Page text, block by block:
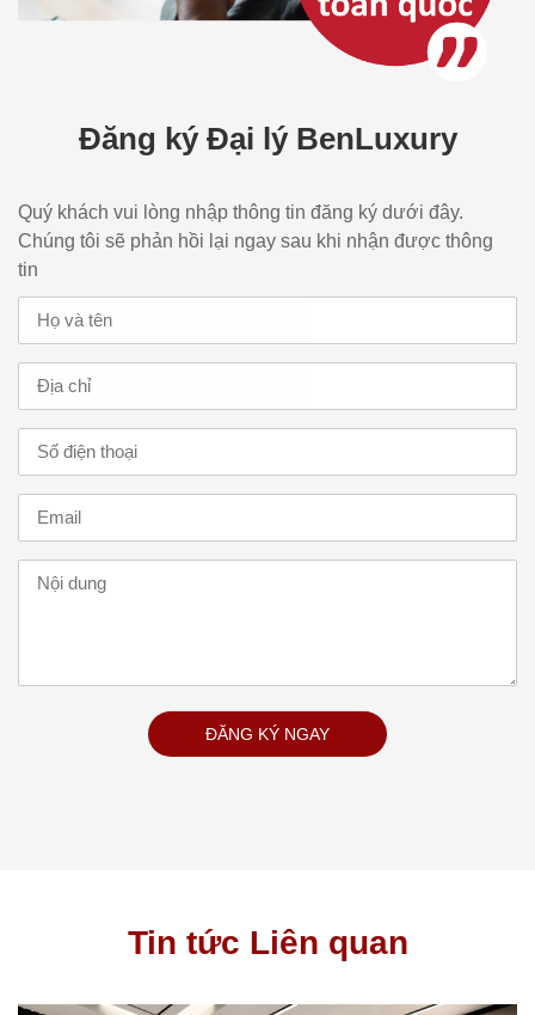
Đăng ký Đại lý BenLuxury
Quý khách vui lòng nhập thông tin đăng ký dưới đây.
Chúng tôi sẽ phản hồi lại ngay sau khi nhận được thông
tin
ĐĂNG KÝ NGAY
Tin tức Liên quan